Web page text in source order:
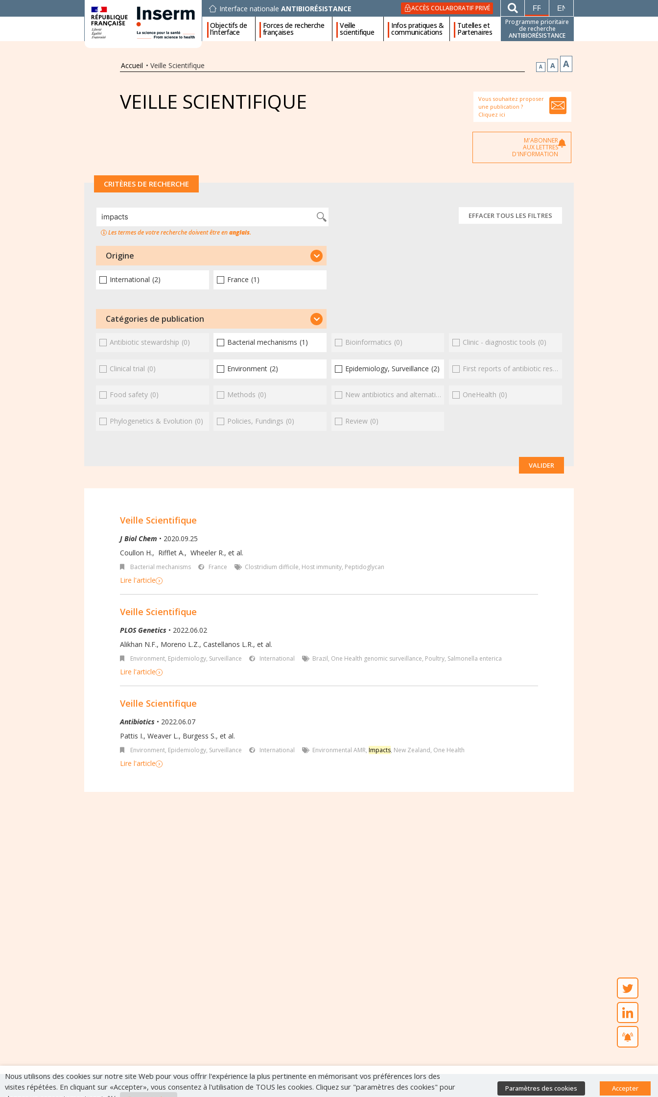
Interface nationale ANTIBIORÉSISTANCE ACCÈS COLLABORATIF PRIVÉ FRANÇAISENGLISH
Objectifs de
l’interface
Forces de recherche
françaises
Veille
scientifique
Infos pratiques &
communications
Tutelles et
Partenaires
Programme prioritaire
de recherche
ANTIBIORÉSISTANCE
Accueil • Veille Scientifique A A A
VEILLE SCIENTIFIQUE
Vous souhaitez proposer
une publication ?
Cliquez ici
M'ABONNER
AUX LETTRES
D'INFORMATION
CRITÈRES DE RECHERCHE
Les termes de votre recherche doivent être enanglais.
EFFACER TOUS LES FILTRES
Origine
International (2) France (1)
Catégories de publication
Antibiotic stewardship (0) Bacterial mechanisms (1) Bioinformatics (0) Clinic - diagnostic tools (0)
Clinical trial (0) Environment (2) Epidemiology, Surveillance (2) First reports of antibiotic resistance
Food safety (0) Methods (0) New antibiotics and alternatives (0) OneHealth (0)
Phylogenetics & Evolution (0) Policies, Fundings (0) Review (0)
VALIDER
Veille Scientifique
J Biol Chem • 2020.09.25
Coullon H., Rifflet A., Wheeler R., et al.
Bacterial mechanisms France Clostridium difficile, Host immunity, Peptidoglycan
Lire l'article
Veille Scientifique
PLOS Genetics • 2022.06.02
Alikhan N.F., Moreno L.Z., Castellanos L.R., et al.
Environment, Epidemiology, Surveillance International Brazil, One Health genomic surveillance, Poultry, Salmonella enterica
Lire l'article
Veille Scientifique
Antibiotics • 2022.06.07
Pattis I., Weaver L., Burgess S., et al.
Environment, Epidemiology, Surveillance International Environmental AMR, Impacts, New Zealand, One Health
Lire l'article
Nous utilisons des cookies sur notre site Web pour vous offrir l'expérience la plus pertinente en mémorisant vos préférences lors des
visites répétées. En cliquant sur «Accepter», vous consentez à l'utilisation de TOUS les cookies. Cliquez sur "paramètres des cookies" pour
Paramètres des cookies Accepter